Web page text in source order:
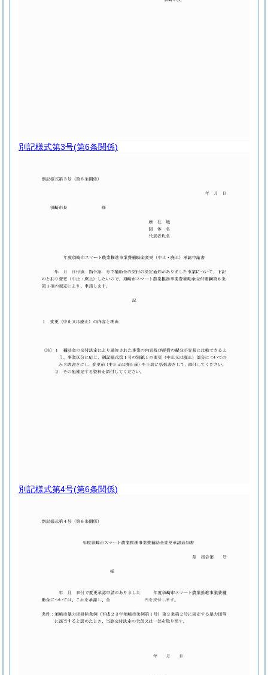
別記様式第3号(第6条関係)
別記様式第4号(第6条関係)